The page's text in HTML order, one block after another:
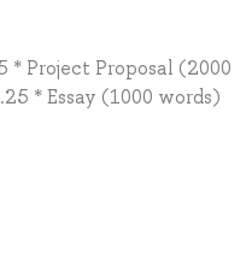
* Project Proposal (2000
* Essay (1000 words)